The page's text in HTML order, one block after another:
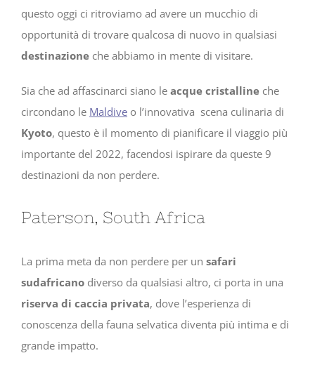
questo oggi ci ritroviamo ad avere un mucchio di
opportunità di trovare qualcosa di nuovo in qualsiasi
destinazione che abbiamo in mente di visitare.
Sia che ad affascinarci siano le acque cristalline che
circondano le Maldive o l’innovativa scena culinaria di
Kyoto, questo è il momento di pianificare il viaggio più
importante del 2022, facendosi ispirare da queste 9
destinazioni da non perdere.
Paterson, South Africa
La prima meta da non perdere per un safari
sudafricano diverso da qualsiasi altro, ci porta in una
riserva di caccia privata, dove l’esperienza di
conoscenza della fauna selvatica diventa più intima e di
grande impatto.